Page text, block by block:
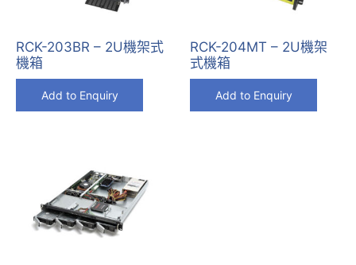
RCK-203BR – 2U機架式
機箱
Add to Enquiry
RCK-204MT – 2U機架
式機箱
Add to Enquiry